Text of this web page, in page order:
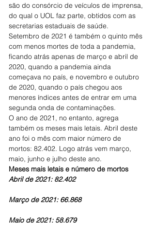
são do consórcio de veículos de imprensa,
do qual o UOL faz parte, obtidos com as
secretarias estaduais de saúde.
Setembro de 2021 é também o quinto mês
com menos mortes de toda a pandemia,
ficando atrás apenas de março e abril de
2020, quando a pandemia ainda
começava no país, e novembro e outubro
de 2020, quando o país chegou aos
menores índices antes de entrar em uma
segunda onda de contaminações.
O ano de 2021, no entanto, agrega
também os meses mais letais. Abril deste
ano foi o mês com maior número de
mortos: 82.402. Logo atrás vem março,
maio, junho e julho deste ano.
Meses mais letais e número de mortos
Abril de 2021: 82.402
Março de 2021: 66.868
Maio de 2021: 58.679